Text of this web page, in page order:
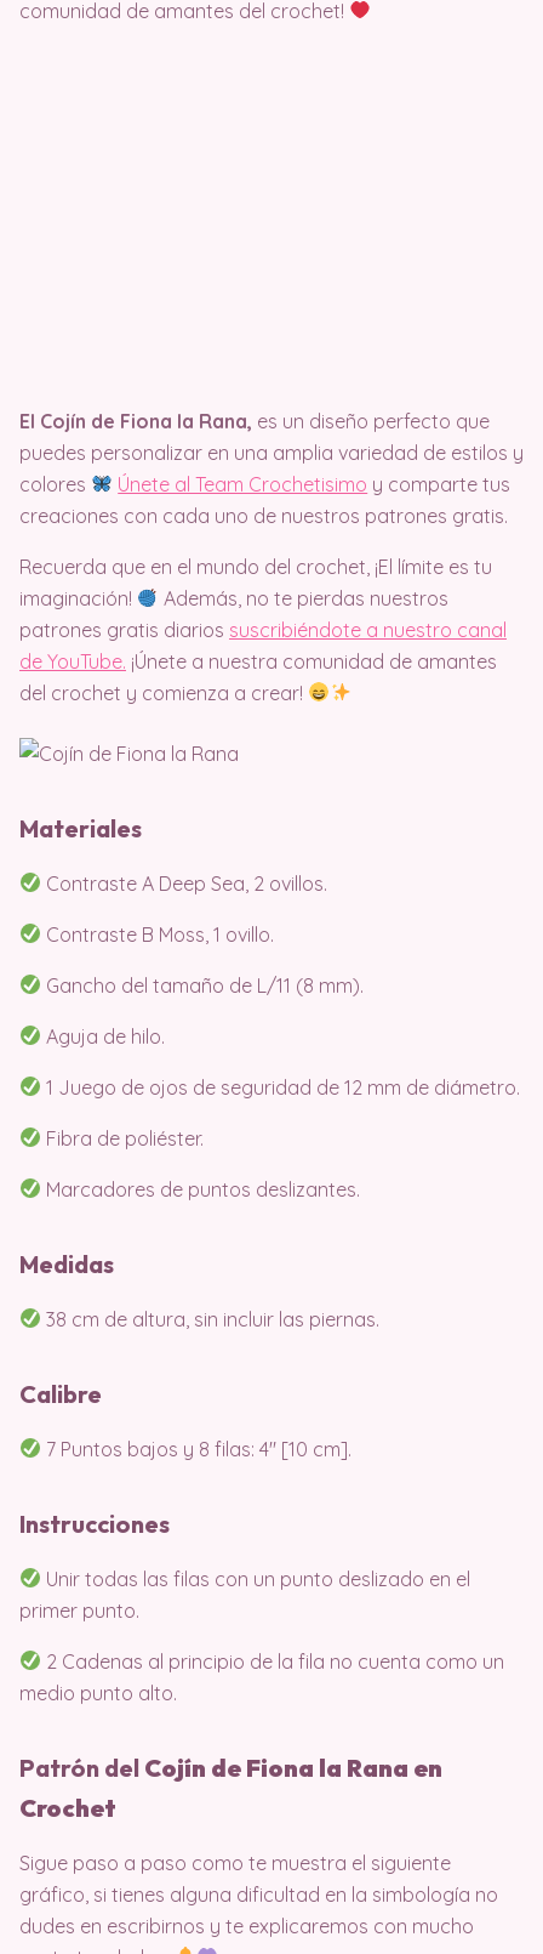
comunidad de amantes del crochet!
El Cojín de Fiona la Rana, es un diseño perfecto que
puedes personalizar en una amplia variedad de estilos y
colores
Únete al Team Crochetisimo y comparte tus
creaciones con cada uno de nuestros patrones gratis.
Recuerda que en el mundo del crochet, ¡El límite es tu
imaginación!
Además, no te pierdas nuestros
patrones gratis diarios suscribiéndote a nuestro canal
de YouTube. ¡Únete a nuestra comunidad de amantes
del crochet y comienza a crear!
Materiales
Contraste A Deep Sea, 2 ovillos.
Contraste B Moss, 1 ovillo.
Gancho del tamaño de L/11 (8 mm).
Aguja de hilo.
1 Juego de ojos de seguridad de 12 mm de diámetro.
Fibra de poliéster.
Marcadores de puntos deslizantes.
Medidas
38 cm de altura, sin incluir las piernas.
Calibre
7 Puntos bajos y 8 filas: 4″ [10 cm].
Instrucciones
Unir todas las filas con un punto deslizado en el
primer punto.
2 Cadenas al principio de la fila no cuenta como un
medio punto alto.
Patrón del Cojín de Fiona la Rana en
Crochet
Sigue paso a paso como te muestra el siguiente
gráfico, si tienes alguna dificultad en la simbología no
dudes en escribirnos y te explicaremos con mucho